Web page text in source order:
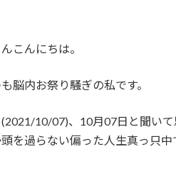
こんにちは。
脳内お祭り騒ぎの私です。
10/07)、10月07日と聞い
を過らない偏った人生真っ只中